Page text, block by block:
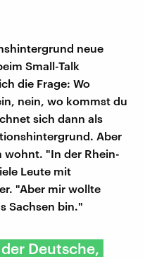
neue
Small-Talk
die Frage: Wo
nein, wo kommst du
sich dann als
Aber
wohnt. "In der Rhein-
Leute mit
"Aber mir wollte
Sachsen bin."
Deutsche,